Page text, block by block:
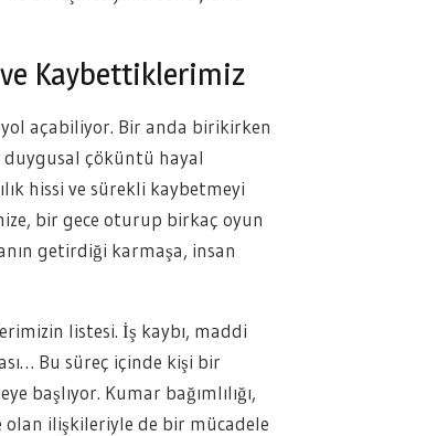
ve Kaybettiklerimiz
açabiliyor. Bir anda birikirken
duygusal çöküntü hayal
hissi ve sürekli kaybetmeyi
bir gece oturup birkaç oyun
getirdiği karmaşa, insan
listesi. İş kaybı, maddi
Bu süreç içinde kişi bir
başlıyor. Kumar bağımlılığı,
olan ilişkileriyle de bir mücadele